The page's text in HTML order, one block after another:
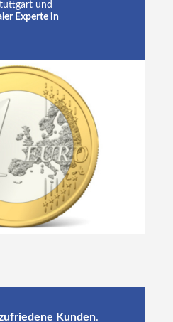
und
Experte in
Kunden.